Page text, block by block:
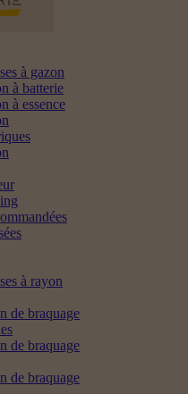
à gazon
à batterie
à essence
à rayon
de braquage
de braquage
de braquage